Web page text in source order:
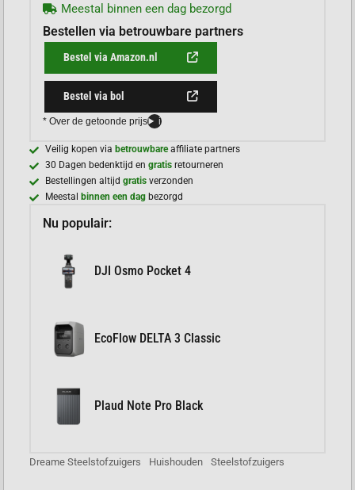
Meestal binnen een dag bezorgd
Bestellen via betrouwbare partners
Bestel via Amazon.nl
Bestel via bol
* Over de getoonde prijs i
Veilig kopen viabetrouwbareaffiliate partners
30 Dagen bedenktijd engratis retourneren
Bestellingen altijdgratisverzonden
Meestalbinnen een dag bezorgd
Nu populair:
DJI Osmo Pocket 4
EcoFlow DELTA 3 Classic
Plaud Note Pro Black
Dreame Steelstofzuigers Huishouden Steelstofzuigers